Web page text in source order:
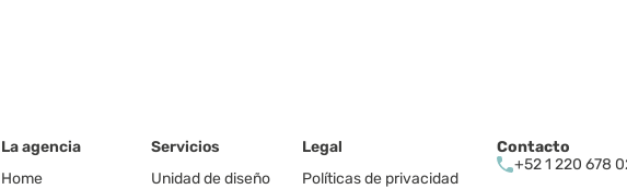
La agencia
Home
Servicios
Unidad de diseño
Legal
Políticas de privacidad
Contacto
+52 1 220 678